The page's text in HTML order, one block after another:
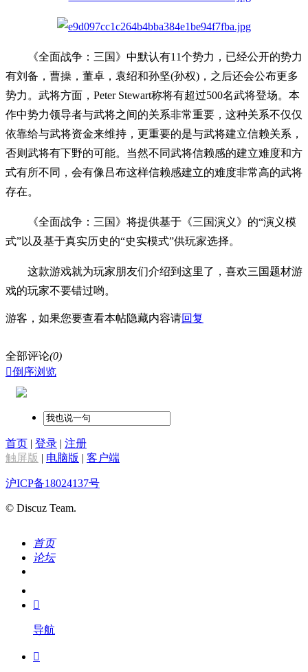
《全面战争：三国》中默认有11个势力，已经公开的势力
有刘备，曹操，董卓，袁绍和孙坚(孙权)，之后还会公布更多
势力。武将方面，Peter Stewart称将有超过500名武将登场。本
作中势力领导者与武将之间的关系非常重要，这种关系不仅仅
依靠给与武将资金来维持，更重要的是与武将建立信赖关系，
否则武将有下野的可能。当然不同武将信赖感的建立难度和方
式有所不同，会有像吕布这样信赖感建立的难度非常高的武将
存在。
《全面战争：三国》将提供基于《三国演义》的“演义模
式”以及基于真实历史的“史实模式”供玩家选择。
这款游戏就为玩家朋友们介绍到这里了，喜欢三国题材游
戏的玩家不要错过哟。
游客，如果您要查看本帖隐藏内容请回复
全部评论(0)
倒序浏览
首页 | 登录 | 注册
触屏版 | 电脑版 | 客户端
沪ICP备18024137号
© Discuz Team.
首页
论坛
我的

导航
